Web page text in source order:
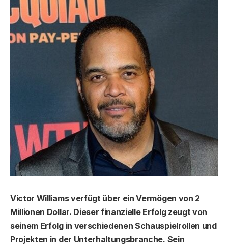
Victor Williams verfügt über ein Vermögen von 2
Millionen Dollar. Dieser finanzielle Erfolg zeugt von
seinem Erfolg in verschiedenen Schauspielrollen und
Projekten in der Unterhaltungsbranche. Sein